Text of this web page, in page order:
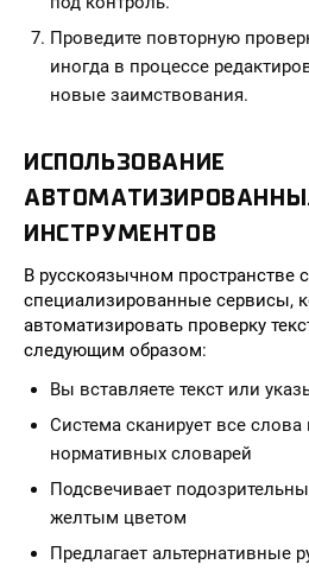
Проведите повторную
иногда в процессе
новые заимствования.
ИСПОЛЬЗОВАНИЕ
ИНСТРУМЕНТОВ
В русскоязычном пространстве
специализированные сервисы,
автоматизировать проверку
следующим образом:
Вы вставляете текст или
Система сканирует все слова
нормативных словарей
Подсвечивает
желтым цветом
Предлагает альтернативные